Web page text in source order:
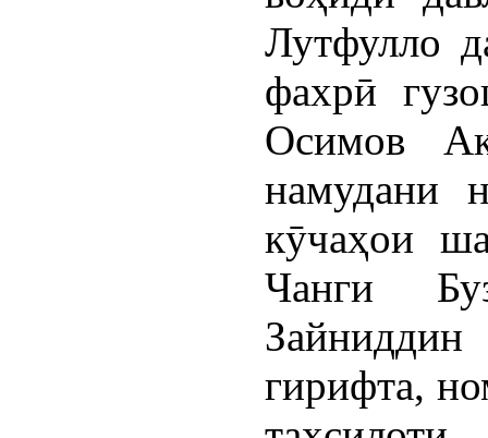
Лутфулло
фахрӣ
Осимов
намудани
кӯчаҳои
Чанги
гирифта,